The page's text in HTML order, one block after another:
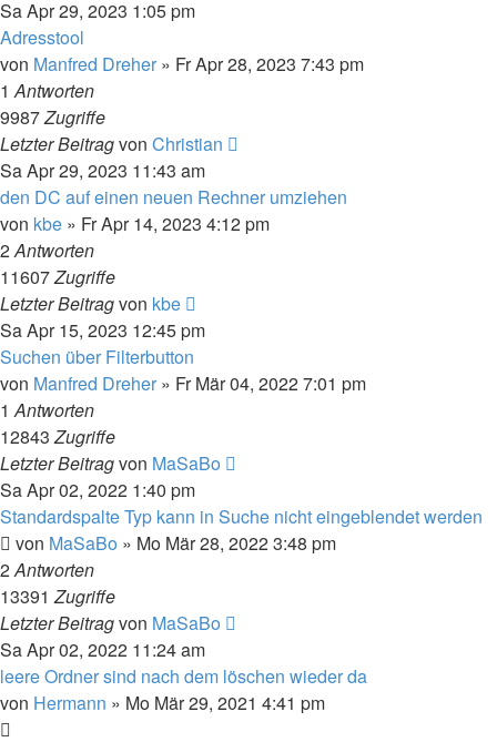
Sa Apr 29, 2023 1:05 pm
Adresstool
von Manfred Dreher » Fr Apr 28, 2023 7:43 pm
1Antworten
9987Zugriffe
Letzter Beitragvon Christian
Sa Apr 29, 2023 11:43 am
den DC auf einen neuen Rechner umziehen
von kbe » Fr Apr 14, 2023 4:12 pm
2Antworten
11607Zugriffe
Letzter Beitragvon kbe
Sa Apr 15, 2023 12:45 pm
Suchen über Filterbutton
von Manfred Dreher » Fr Mär 04, 2022 7:01 pm
1Antworten
12843Zugriffe
Letzter Beitragvon MaSaBo
Sa Apr 02, 2022 1:40 pm
Standardspalte Typ kann in Suche nicht eingeblendet werden
von MaSaBo » Mo Mär 28, 2022 3:48 pm
2Antworten
13391Zugriffe
Letzter Beitragvon MaSaBo
Sa Apr 02, 2022 11:24 am
leere Ordner sind nach dem löschen wieder da
von Hermann » Mo Mär 29, 2021 4:41 pm